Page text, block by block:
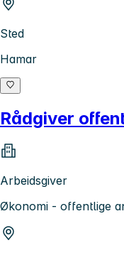
Sted
Hamar
Rådgiver
Arbeidsgiver
Økonomi - offentlige